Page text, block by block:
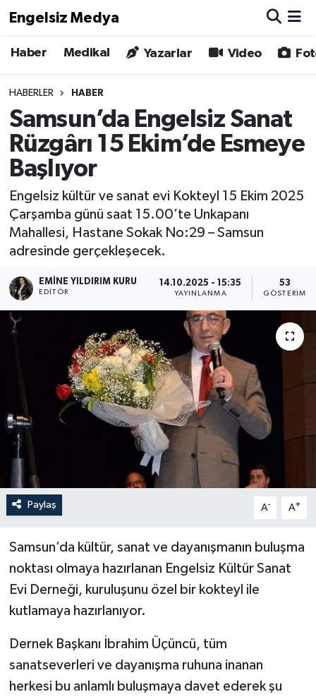
Engelsiz Medya
Haber Medikal Yazarlar Video
HABERLER HABER
Samsun’da Engelsiz Sanat
Rüzgârı 15 Ekim’de Esmeye
Başlıyor
Engelsiz kültür ve sanat evi Kokteyl 15 Ekim 2025
Çarşamba günü saat 15.00’te Unkapanı
Mahallesi, Hastane Sokak No:29 – Samsun
adresinde gerçekleşecek.
EMINE YILDIRIM KURU
EDITÖR
14.10.2025 - 15:35
YAYINLANMA
53
GÖSTERIM
Paylaş A- A+
Samsun’da kültür, sanat ve dayanışmanın buluşma
noktası olmaya hazırlanan Engelsiz Kültür Sanat
Evi Derneği, kuruluşunu özel bir kokteyl ile
kutlamaya hazırlanıyor.
Dernek Başkanı İbrahim Üçüncü, tüm
sanatseverleri ve dayanışma ruhuna inanan
herkesi bu anlamlı buluşmaya davet ederek şu
Haber
Medikal
Yönetim Kurulu
Yazarlar
Biz Buradayız
Künye
Hava Durumu
Trafik Durumu
Süper Lig Puan Durumu ve Fikstür
Tüm Manşetler
Son Dakika Haberleri
Haber Arşivi